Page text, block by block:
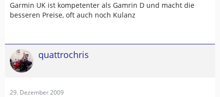
Garmin UK ist kompetenter als Gamrin D und macht die
besseren Preise, oft auch noch Kulanz
quattrochris
29. Dezember 2009